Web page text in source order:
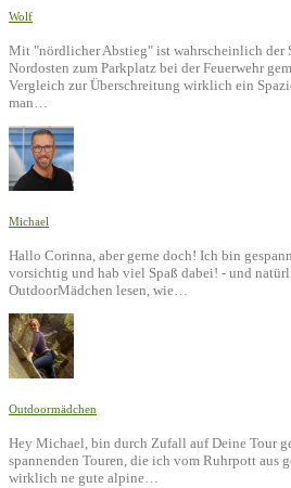
Wolf
Mit "nördlicher Abstieg" ist wahrscheinlich der
Nordosten zum Parkplatz bei der Feuerwehr
Vergleich zur Überschreitung wirklich ein
man…
Michael
Hallo Corinna, aber gerne doch! Ich bin
vorsichtig und hab viel Spaß dabei! - und
OutdoorMädchen lesen, wie…
Outdoormädchen
Hey Michael, bin durch Zufall auf Deine Tour
spannenden Touren, die ich vom Ruhrpott aus
wirklich ne gute alpine…